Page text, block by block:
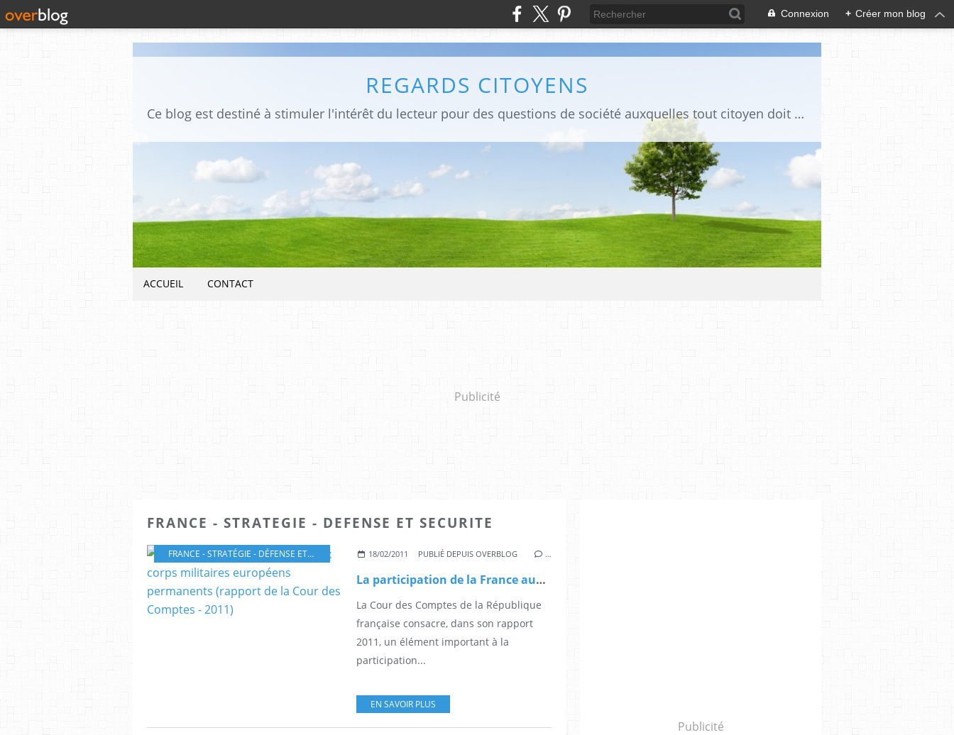
Connexion + Créer mon blog
REGARDS CITOYENS
Ce blog est destiné à stimuler l'intérêt du lecteur pour des questions de société auxquelles tout citoyen doit être en mesure d'apporter des réponses, individuelles ou collectives, en conscience et en responsabilité !
ACCUEIL CONTACT
Publicité
FRANCE - STRATEGIE - DEFENSE ET SECURITE
FRANCE - STRATÉGIE - DÉFENSE ET SÉCURITÉ 18/02/2011 PUBLIÉ DEPUIS OVERBLOG …
La participation de la France aux corps militaires européens permanents (rapport de la Cour des Comptes - 2011)
La Cour des Comptes de la République
française consacre, dans son rapport
2011, un élément important à la
participation...
EN SAVOIR PLUS
Publicité